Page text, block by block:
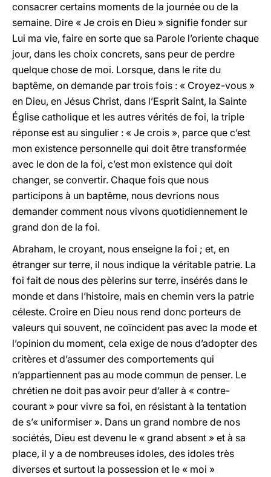
consacrer certains moments de la journée ou de la
semaine. Dire « Je crois en Dieu » signifie fonder sur
Lui ma vie, faire en sorte que sa Parole l’oriente chaque
jour, dans les choix concrets, sans peur de perdre
quelque chose de moi. Lorsque, dans le rite du
baptême, on demande par trois fois : « Croyez-vous »
en Dieu, en Jésus Christ, dans l’Esprit Saint, la Sainte
Église catholique et les autres vérités de foi, la triple
réponse est au singulier : « Je crois », parce que c’est
mon existence personnelle qui doit être transformée
avec le don de la foi, c’est mon existence qui doit
changer, se convertir. Chaque fois que nous
participons à un baptême, nous devrions nous
demander comment nous vivons quotidiennement le
grand don de la foi.
Abraham, le croyant, nous enseigne la foi ; et, en
étranger sur terre, il nous indique la véritable patrie. La
foi fait de nous des pèlerins sur terre, insérés dans le
monde et dans l’histoire, mais en chemin vers la patrie
céleste. Croire en Dieu nous rend donc porteurs de
valeurs qui souvent, ne coïncident pas avec la mode et
l’opinion du moment, cela exige de nous d’adopter des
critères et d’assumer des comportements qui
n’appartiennent pas au mode commun de penser. Le
chrétien ne doit pas avoir peur d’aller à « contre-
courant » pour vivre sa foi, en résistant à la tentation
de s’« uniformiser ». Dans un grand nombre de nos
sociétés, Dieu est devenu le « grand absent » et à sa
place, il y a de nombreuses idoles, des idoles très
diverses et surtout la possession et le « moi »